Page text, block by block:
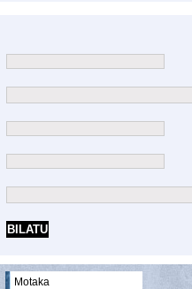
Motaka